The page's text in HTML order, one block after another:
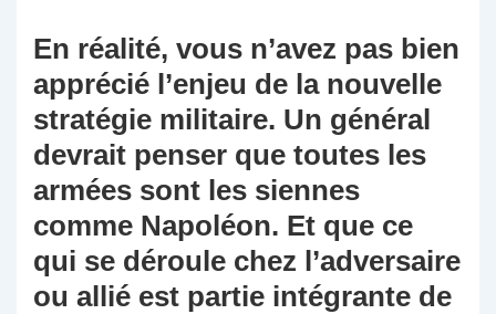
En réalité, vous n’avez pas bien
apprécié l’enjeu de la nouvelle
stratégie militaire. Un général
devrait penser que toutes les
armées sont les siennes
comme Napoléon. Et que ce
qui se déroule chez l’adversaire
ou allié est partie intégrante de